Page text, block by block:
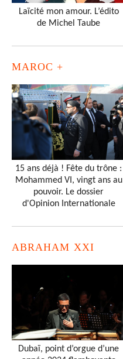
Laïcité mon amour. L’édito
de Michel Taube
MAROC +
15 ans déjà ! Fête du trône :
Mohammed VI, vingt ans au
pouvoir. Le dossier
d'Opinion Internationale
ABRAHAM XXI
Dubaï, point d’orgue d’une